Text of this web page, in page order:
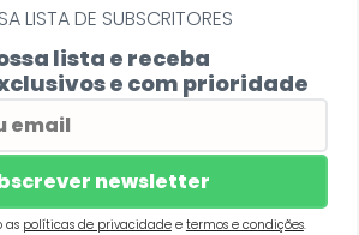
LISTA DE SUBSCRITORES
lista e receba
e com prioridade
as políticas de privacidadee termos e condições.